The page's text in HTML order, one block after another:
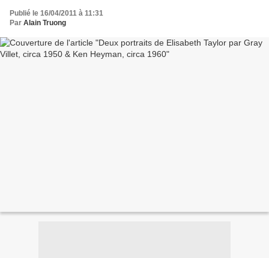
Publié le 16/04/2011 à 11:31
Par Alain Truong